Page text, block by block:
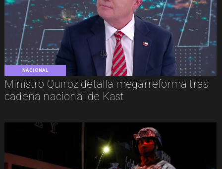
NACIONAL
Ministro Quiroz detalla megarreforma tras
cadena nacional de Kast